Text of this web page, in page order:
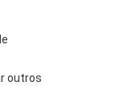
outros